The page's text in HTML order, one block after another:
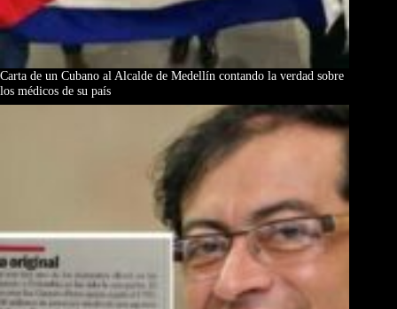
Carta de un Cubano al Alcalde de Medellín contando la verdad sobre
los médicos de su país